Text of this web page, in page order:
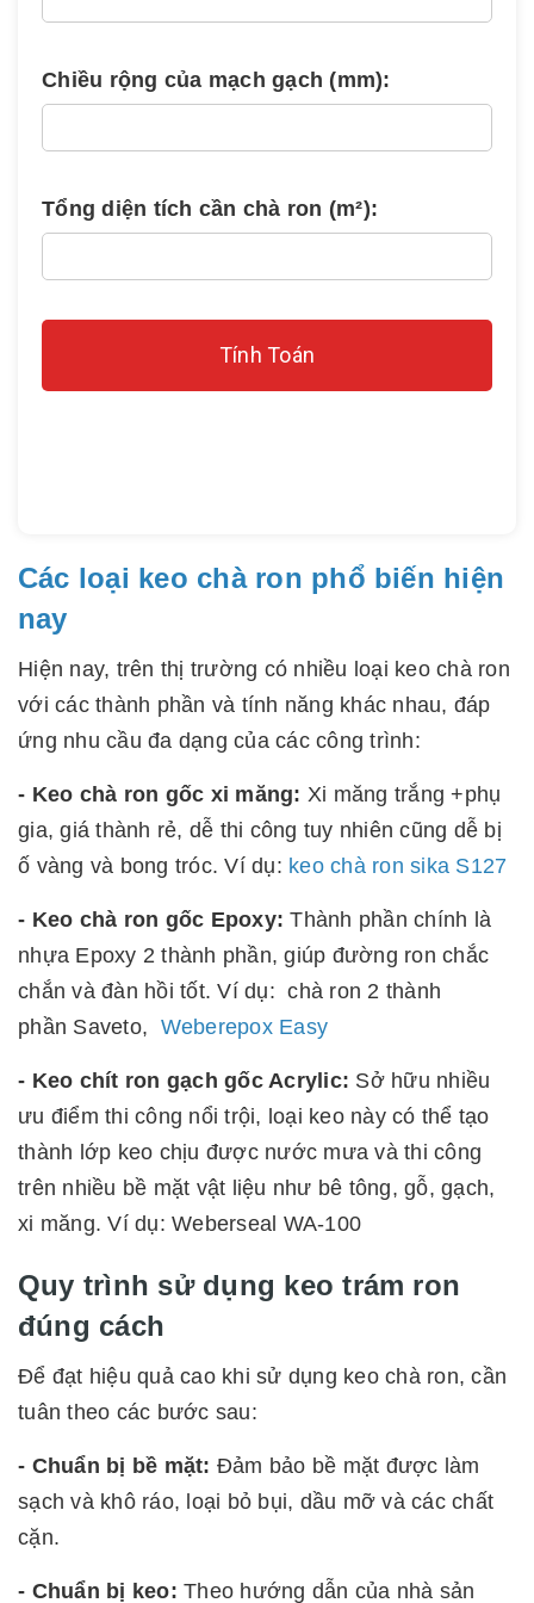
Chiều rộng của mạch gạch (mm):
Tổng diện tích cần chà ron (m²):
Tính Toán
Các loại keo chà ron phổ biến hiện
nay
Hiện nay, trên thị trường có nhiều loại keo chà ron
với các thành phần và tính năng khác nhau, đáp
ứng nhu cầu đa dạng của các công trình:
- Keo chà ron gốc xi măng: Xi măng trắng +phụ
gia, giá thành rẻ, dễ thi công tuy nhiên cũng dễ bị
ố vàng và bong tróc. Ví dụ: keo chà ron sika S127
- Keo chà ron gốc Epoxy: Thành phần chính là
nhựa Epoxy 2 thành phần, giúp đường ron chắc
chắn và đàn hồi tốt. Ví dụ: chà ron 2 thành
phần Saveto, Weberepox Easy
- Keo chít ron gạch gốc Acrylic: Sở hữu nhiều
ưu điểm thi công nổi trội, loại keo này có thể tạo
thành lớp keo chịu được nước mưa và thi công
trên nhiều bề mặt vật liệu như bê tông, gỗ, gạch,
xi măng. Ví dụ: Weberseal WA-100
Quy trình sử dụng keo trám ron
đúng cách
Để đạt hiệu quả cao khi sử dụng keo chà ron, cần
tuân theo các bước sau:
- Chuẩn bị bề mặt: Đảm bảo bề mặt được làm
sạch và khô ráo, loại bỏ bụi, dầu mỡ và các chất
cặn.
- Chuẩn bị keo: Theo hướng dẫn của nhà sản